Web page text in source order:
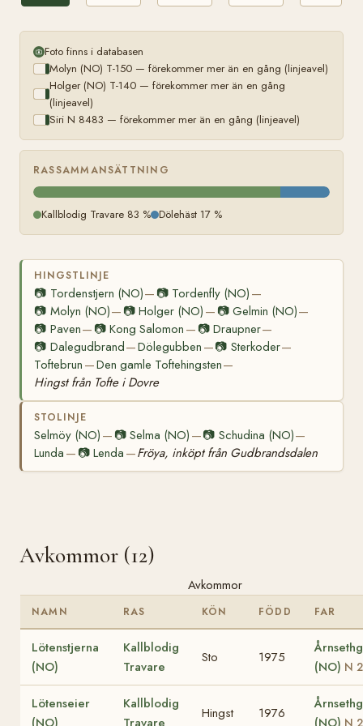
Foto finns i databasen
Molyn (NO) T-150 — förekommer mer än en gång (linjeavel)
Holger (NO) T-140 — förekommer mer än en gång
(linjeavel)
Siri N 8483 — förekommer mer än en gång (linjeavel)
RASSAMMANSÄTTNING
Kallblodig Travare 83 % Dölehäst 17 %
HINGSTLINJE
📷 Tordenstjern (NO)— 📷 Tordenfly (NO) —
📷 Molyn (NO)— 📷Holger (NO) — 📷 Gelmin (NO)—
📷 Paven— 📷Kong Salomon — 📷 Draupner—
📷 Dalegudbrand—Dölegubben —📷 Sterkoder—
Toftebrun —Den gamle Toftehingsten—
Hingst från Tofte i Dovre
STOLINJE
Selmöy (NO) — 📷Selma (NO) —📷 Schudina (NO)—
Lunda — 📷Lenda —Fröya, inköpt från Gudbrandsdalen
Avkommor (12)
Avkommor
NAMN RAS KÖN FÖDD FAR
Lötenstjerna
(NO)
Kallblodig
Travare
Sto 1975
(NO) N
Lötenseier
(NO)
Kallblodig
Travare
Hingst 1976
(NO) N